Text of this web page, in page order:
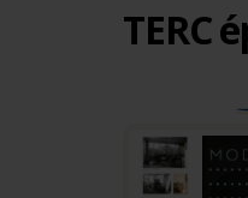
TERC